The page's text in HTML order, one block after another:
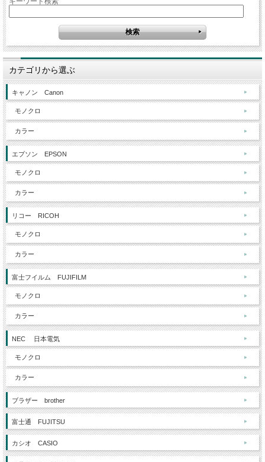
カテゴリから選ぶ
キャノン Canon
モノクロ
カラー
エプソン EPSON
モノクロ
カラー
リコー RICOH
モノクロ
カラー
富士フイルム FUJIFILM
モノクロ
カラー
NEC 日本電気
モノクロ
カラー
ブラザー brother
富士通 FUJITSU
カシオ CASIO